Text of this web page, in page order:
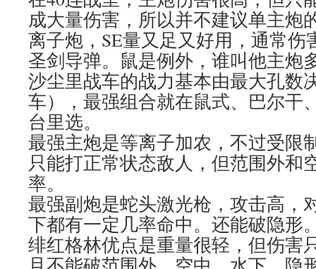
成大量伤害，所以并不建议单主炮
离子炮，SE量又足又好用，通常伤
圣剑导弹。鼠是例外，谁叫他主炮
沙尘里战车的战力基本由最大孔数
车），最强组合就在鼠式、巴尔干
台里选。
最强主炮是等离子加农，不过受限
只能打正常状态敌人，但范围外和
率。
最强副炮是蛇头激光枪，攻击高，
下都有一定几率命中。还能破隐形
绯红格林优点是重量很轻，但伤害